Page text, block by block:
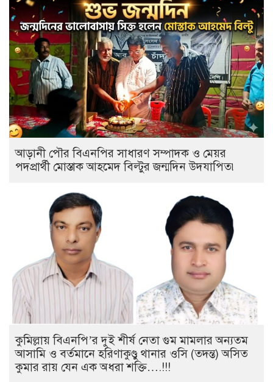
আড়ানী পৌর বিএনপির সাধারণ সম্পাদক ও মেয়র
পদপ্রার্থী মোস্তাক আহমেদ বিল্টুর জন্মদিন উদযাপিত৷
কুমিল্লায় বিএনপি’র দুই শীর্ষ নেতা গুম মামলার অন্যতম
আসামি ও বর্তমানে হরিণাকুণ্ডু থানার ওসি (তদন্ত) অসিত
কুমার রায় যেন এক অধরা শক্তি….!!!